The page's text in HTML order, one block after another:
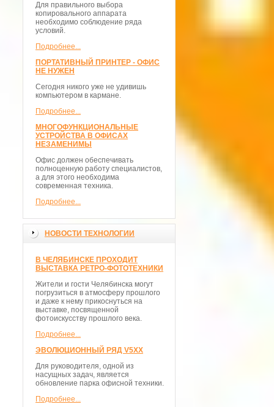
Для правильного выбора
копировального аппарата
необходимо соблюдение ряда
условий.
Подробнее...
ПОРТАТИВНЫЙ ПРИНТЕР - ОФИС
НЕ НУЖЕН
Сегодня никого уже не удивишь
компьютером в кармане.
Подробнее...
МНОГОФУНКЦИОНАЛЬНЫЕ
УСТРОЙСТВА В ОФИСАХ
НЕЗАМЕНИМЫ
Офис должен обеспечивать
полноценную работу специалистов,
а для этого необходима
современная техника.
Подробнее...
НОВОСТИ ТЕХНОЛОГИИ
В ЧЕЛЯБИНСКЕ ПРОХОДИТ
ВЫСТАВКА РЕТРО-ФОТОТЕХНИКИ
Жители и гости Челябинска могут
погрузиться в атмосферу прошлого
и даже к нему прикоснуться на
выставке, посвященной
фотоискусству прошлого века.
Подробнее...
ЭВОЛЮЦИОННЫЙ РЯД V5XX
Для руководителя, одной из
насущных задач, является
обновление парка офисной техники.
Подробнее...